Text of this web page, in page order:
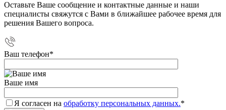
Оставьте Ваше сообщение и контактные данные и наши
специалисты свяжутся с Вами в ближайшее рабочее время для
решения Вашего вопроса.
Ваш телефон*
Ваше имя
Я согласен на обработку персональных данных.*